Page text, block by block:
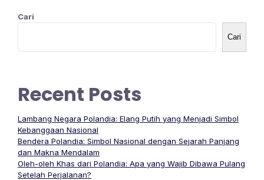
Cari
Cari
Recent Posts
Lambang Negara Polandia: Elang Putih yang Menjadi Simbol
Kebanggaan Nasional
Bendera Polandia: Simbol Nasional dengan Sejarah Panjang
dan Makna Mendalam
Oleh-oleh Khas dari Polandia: Apa yang Wajib Dibawa Pulang
Setelah Perjalanan?